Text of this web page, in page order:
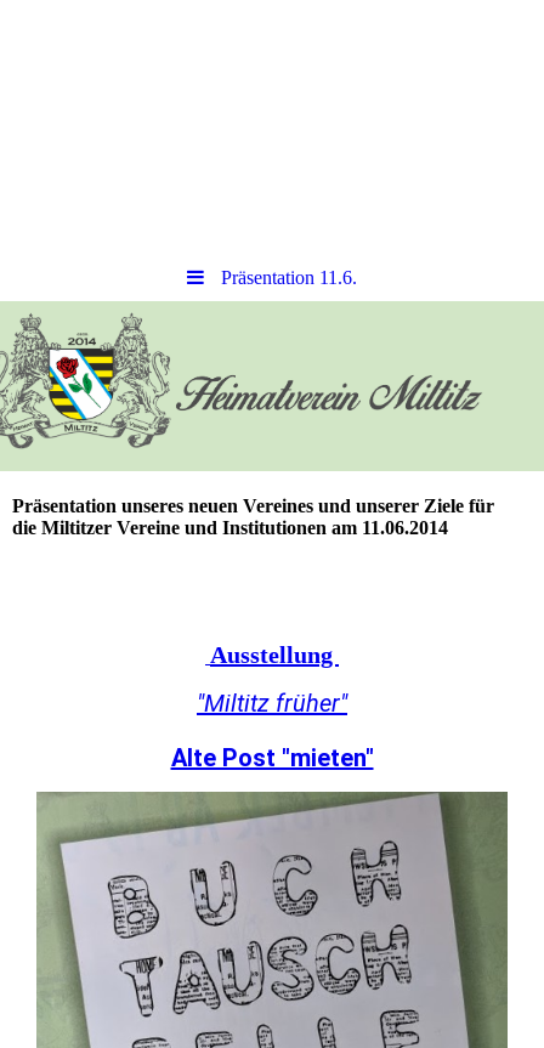
Präsentation 11.6.
Präsentation unseres neuen Vereines und unserer Ziele für
die Miltitzer Vereine und Institutionen am 11.06.2014
Ausstellung
"Miltitz früher"
Alte Post "mieten"